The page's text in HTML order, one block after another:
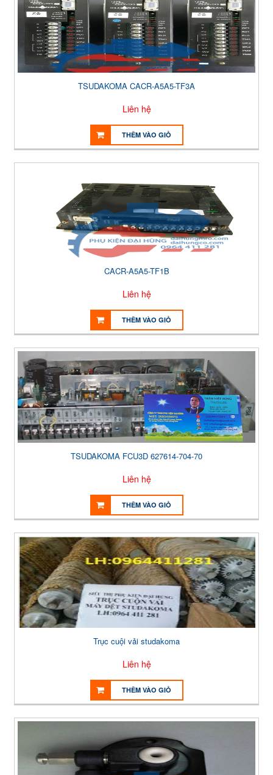
TSUDAKOMA CACR-A5A5-TF3A
Liên hệ
THÊM VÀO GIỎ
CACR-A5A5-TF1B
Liên hệ
THÊM VÀO GIỎ
TSUDAKOMA FCU3D 627614-704-70
Liên hệ
THÊM VÀO GIỎ
Trục cuội vải studakoma
Liên hệ
THÊM VÀO GIỎ